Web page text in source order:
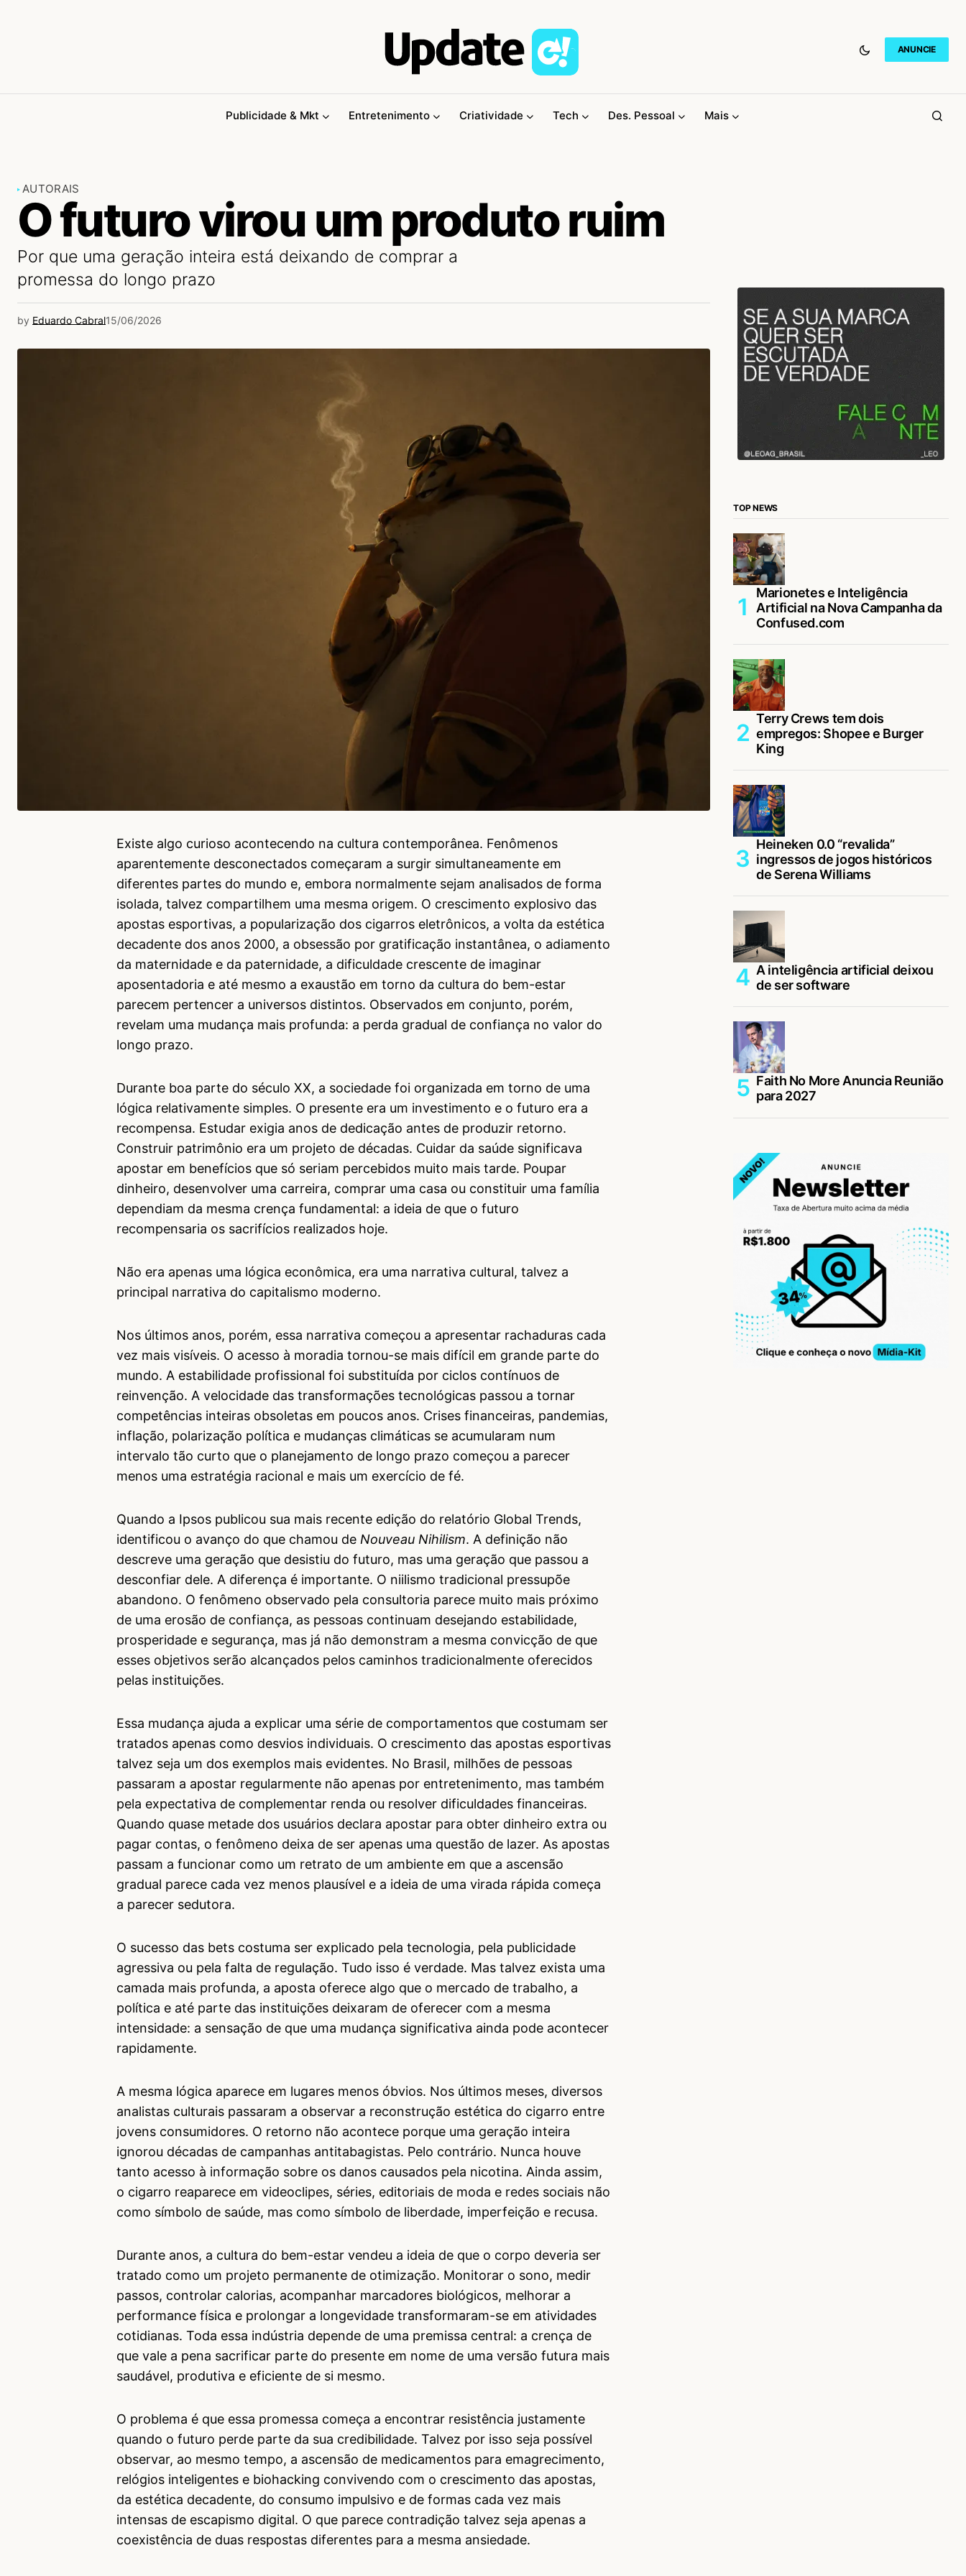
ANUNCIE
Publicidade & Mkt Entretenimento Criatividade Tech Des. Pessoal Mais
AUTORAIS
O futuro virou um produto ruim
Por que uma geração inteira está deixando de comprar a
promessa do longo prazo
by Eduardo Cabral15/06/2026
Existe algo curioso acontecendo na cultura contemporânea. Fenômenos
aparentemente desconectados começaram a surgir simultaneamente em
diferentes partes do mundo e, embora normalmente sejam analisados de forma
isolada, talvez compartilhem uma mesma origem. O crescimento explosivo das
apostas esportivas, a popularização dos cigarros eletrônicos, a volta da estética
decadente dos anos 2000, a obsessão por gratificação instantânea, o adiamento
da maternidade e da paternidade, a dificuldade crescente de imaginar
aposentadoria e até mesmo a exaustão em torno da cultura do bem-estar
parecem pertencer a universos distintos. Observados em conjunto, porém,
revelam uma mudança mais profunda: a perda gradual de confiança no valor do
longo prazo.
Durante boa parte do século XX, a sociedade foi organizada em torno de uma
lógica relativamente simples. O presente era um investimento e o futuro era a
recompensa. Estudar exigia anos de dedicação antes de produzir retorno.
Construir patrimônio era um projeto de décadas. Cuidar da saúde significava
apostar em benefícios que só seriam percebidos muito mais tarde. Poupar
dinheiro, desenvolver uma carreira, comprar uma casa ou constituir uma família
dependiam da mesma crença fundamental: a ideia de que o futuro
recompensaria os sacrifícios realizados hoje.
Não era apenas uma lógica econômica, era uma narrativa cultural, talvez a
principal narrativa do capitalismo moderno.
Nos últimos anos, porém, essa narrativa começou a apresentar rachaduras cada
vez mais visíveis. O acesso à moradia tornou-se mais difícil em grande parte do
mundo. A estabilidade profissional foi substituída por ciclos contínuos de
reinvenção. A velocidade das transformações tecnológicas passou a tornar
competências inteiras obsoletas em poucos anos. Crises financeiras, pandemias,
inflação, polarização política e mudanças climáticas se acumularam num
intervalo tão curto que o planejamento de longo prazo começou a parecer
menos uma estratégia racional e mais um exercício de fé.
Quando a Ipsos publicou sua mais recente edição do relatório Global Trends,
identificou o avanço do que chamou de Nouveau Nihilism. A definição não
descreve uma geração que desistiu do futuro, mas uma geração que passou a
desconfiar dele. A diferença é importante. O niilismo tradicional pressupõe
abandono. O fenômeno observado pela consultoria parece muito mais próximo
de uma erosão de confiança, as pessoas continuam desejando estabilidade,
prosperidade e segurança, mas já não demonstram a mesma convicção de que
esses objetivos serão alcançados pelos caminhos tradicionalmente oferecidos
pelas instituições.
Essa mudança ajuda a explicar uma série de comportamentos que costumam ser
tratados apenas como desvios individuais. O crescimento das apostas esportivas
talvez seja um dos exemplos mais evidentes. No Brasil, milhões de pessoas
passaram a apostar regularmente não apenas por entretenimento, mas também
pela expectativa de complementar renda ou resolver dificuldades financeiras.
Quando quase metade dos usuários declara apostar para obter dinheiro extra ou
pagar contas, o fenômeno deixa de ser apenas uma questão de lazer. As apostas
passam a funcionar como um retrato de um ambiente em que a ascensão
gradual parece cada vez menos plausível e a ideia de uma virada rápida começa
a parecer sedutora.
O sucesso das bets costuma ser explicado pela tecnologia, pela publicidade
agressiva ou pela falta de regulação. Tudo isso é verdade. Mas talvez exista uma
camada mais profunda, a aposta oferece algo que o mercado de trabalho, a
política e até parte das instituições deixaram de oferecer com a mesma
intensidade: a sensação de que uma mudança significativa ainda pode acontecer
rapidamente.
A mesma lógica aparece em lugares menos óbvios. Nos últimos meses, diversos
analistas culturais passaram a observar a reconstrução estética do cigarro entre
jovens consumidores. O retorno não acontece porque uma geração inteira
ignorou décadas de campanhas antitabagistas. Pelo contrário. Nunca houve
tanto acesso à informação sobre os danos causados pela nicotina. Ainda assim,
o cigarro reaparece em videoclipes, séries, editoriais de moda e redes sociais não
como símbolo de saúde, mas como símbolo de liberdade, imperfeição e recusa.
Durante anos, a cultura do bem-estar vendeu a ideia de que o corpo deveria ser
tratado como um projeto permanente de otimização. Monitorar o sono, medir
passos, controlar calorias, acompanhar marcadores biológicos, melhorar a
performance física e prolongar a longevidade transformaram-se em atividades
cotidianas. Toda essa indústria depende de uma premissa central: a crença de
que vale a pena sacrificar parte do presente em nome de uma versão futura mais
saudável, produtiva e eficiente de si mesmo.
O problema é que essa promessa começa a encontrar resistência justamente
quando o futuro perde parte da sua credibilidade. Talvez por isso seja possível
observar, ao mesmo tempo, a ascensão de medicamentos para emagrecimento,
relógios inteligentes e biohacking convivendo com o crescimento das apostas,
da estética decadente, do consumo impulsivo e de formas cada vez mais
intensas de escapismo digital. O que parece contradição talvez seja apenas a
coexistência de duas respostas diferentes para a mesma ansiedade.
TOP NEWS
Marionetes e Inteligência
Artificial na Nova Campanha da
Confused.com
Terry Crews tem dois
empregos: Shopee e Burger
King
Heineken 0.0 “revalida”
ingressos de jogos históricos
de Serena Williams
A inteligência artificial deixou
de ser software
Faith No More Anuncia Reunião
para 2027